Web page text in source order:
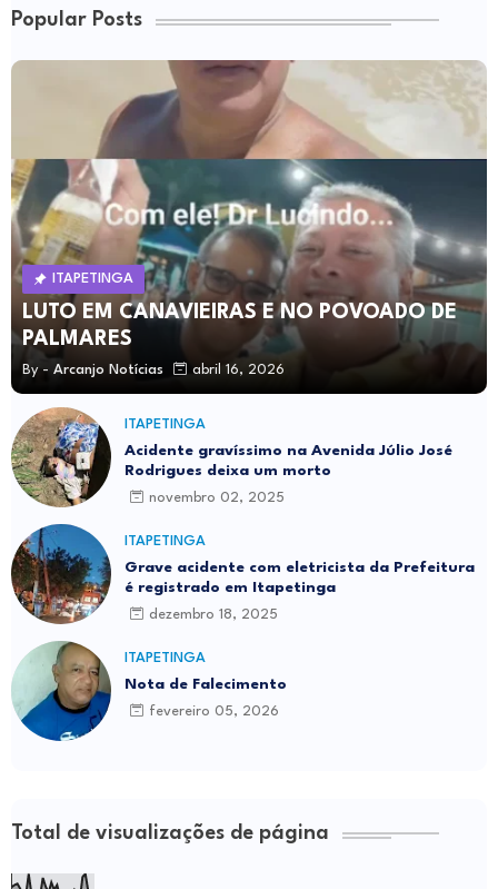
Popular Posts
ITAPETINGA
LUTO EM CANAVIEIRAS E NO POVOADO DE
PALMARES
By - Arcanjo Notícias abril 16, 2026
ITAPETINGA
Acidente gravíssimo na Avenida Júlio José
Rodrigues deixa um morto
novembro 02, 2025
ITAPETINGA
Grave acidente com eletricista da Prefeitura
é registrado em Itapetinga
dezembro 18, 2025
ITAPETINGA
Nota de Falecimento
fevereiro 05, 2026
Total de visualizações de página